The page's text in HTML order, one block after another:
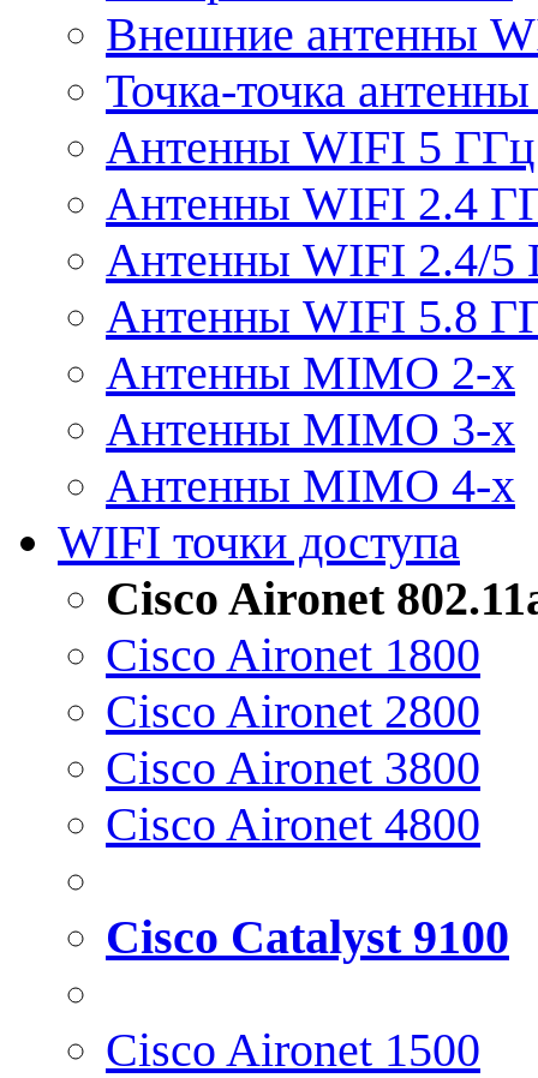
Внешние антенны
Точка-точка
Антенны WIFI 5 ГГц
Антенны WIFI 2.4
Антенны WIFI 2.4/5
Антенны WIFI 5.8
Антенны MIMO 2-x
Антенны MIMO 3-x
Антенны MIMO 4-x
WIFI точки доступа
Cisco Aironet
Cisco Aironet 1800
Cisco Aironet 2800
Cisco Aironet 3800
Cisco Aironet 4800
Cisco Catalyst 9100
Cisco Aironet 1500